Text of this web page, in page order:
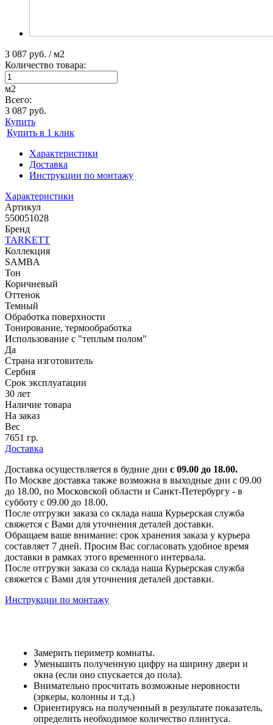
3 087 руб. / м2
Количество товара:
м2
Всего:
3 087 руб.
Купить
Купить в 1 клик
Характеристики
Доставка
Инструкции по монтажу
Характеристики
Артикул
550051028
Бренд
TARKETT
Коллекция
SAMBA
Тон
Коричневый
Оттенок
Темный
Обработка поверхности
Тонирование, термообработка
Использование с "теплым полом"
Да
Страна изготовитель
Сербия
Срок эксплуатации
30 лет
Наличие товара
На заказ
Вес
7651 гр.
Доставка
Доставка осуществляется в будние дни с 09.00 до 18.00.
По Москве доставка также возможна в выходные дни с 09.00
до 18.00, по Московской области и Санкт-Петербургу - в
субботу с 09.00 до 18.00.
После отгрузки заказа со склада наша Курьерская служба
свяжется с Вами для уточнения деталей доставки.
Обращаем ваше внимание: срок хранения заказа у курьера
составляет 7 дней. Просим Вас согласовать удобное время
доставки в рамках этого временного интервала.
После отгрузки заказа со склада наша Курьерская служба
свяжется с Вами для уточнения деталей доставки.
Инструкции по монтажу
Замерить периметр комнаты.
Уменьшить полученную цифру на ширину двери и
окна (если оно спускается до пола).
Внимательно просчитать возможные неровности
(эркеры, колонны и т.д.)
Ориентируясь на полученный в результате показатель,
определить необходимое количество плинтуса.